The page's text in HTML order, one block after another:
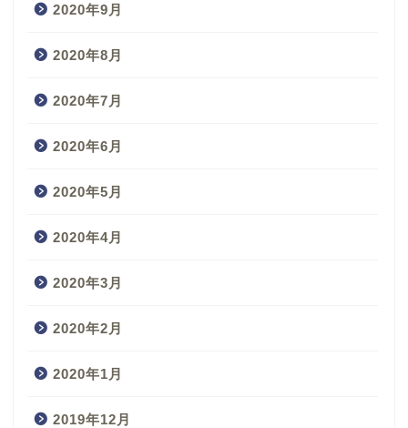
2020年9月
2020年8月
2020年7月
2020年6月
2020年5月
2020年4月
2020年3月
2020年2月
2020年1月
2019年12月